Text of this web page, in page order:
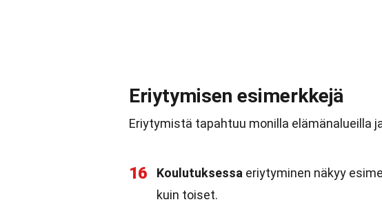
Eriytymisen esimerkkejä
Eriytymistä tapahtuu monilla elämänalueilla
16 Koulutuksessa eriytyminen näkyy
kuin toiset.